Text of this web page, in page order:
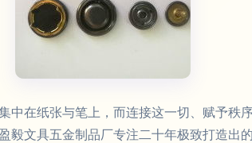
中在纸张与笔上，而连接这一切、赋予秩
文具五金制品厂专注二十年极致打造出